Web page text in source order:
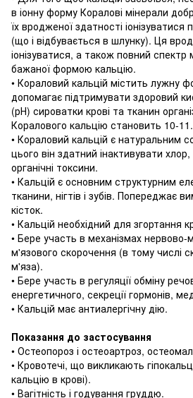
в іонну форму Коралові мінерали
їх вродженої здатності іонізуватися
(що і відбувається в шлунку). Ця
іонізуватися, а також повний спектр
бажаної формою кальцію.
• Кораловий кальцій містить лужну
допомагає підтримувати здоровий
(рН) сироватки крові та тканин
Коралового кальцію становить 10-11.
• Кораловий кальцій є натуральним
цього він здатний інактивувати
органічні токсини.
• Кальцій є основним структурним
тканини, нігтів і зубів. Попереджає
кісток.
• Кальцій необхідний для згортання
• Бере участь в механізмах нервово-
м'язового скорочення (в тому числі
м'яза).
• Бере участь в регуляції обміну
енергетичного, секреції гормонів,
• Кальцій має антиалергічну дію.
Показання до застосування
• Остеопороз і остеоартроз,
• Кровотечі, що викликають
кальцію в крові).
• Вагітність і годування груддю.